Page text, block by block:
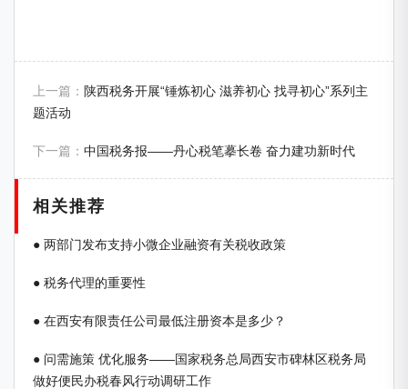
上一篇： 陕西税务开展“锤炼初心 滋养初心 找寻初心”系列主
题活动
下一篇： 中国税务报——丹心税笔摹长卷 奋力建功新时代
相关推荐
● 两部门发布支持小微企业融资有关税收政策
● 税务代理的重要性
● 在西安有限责任公司最低注册资本是多少？
● 问需施策 优化服务——国家税务总局西安市碑林区税务局
做好便民办税春风行动调研工作